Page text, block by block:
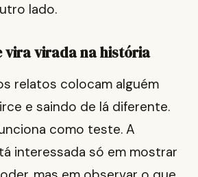
lado.
vira virada na história
relatos colocam alguém
e saindo de lá diferente.
como teste. A
interessada só em mostrar